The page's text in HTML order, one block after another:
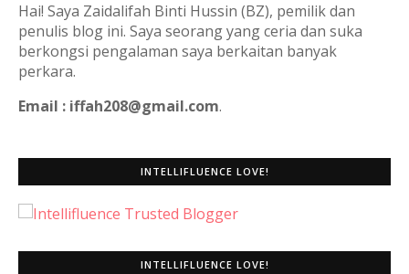
Hai! Saya Zaidalifah Binti Hussin (BZ), pemilik dan
penulis blog ini. Saya seorang yang ceria dan suka
berkongsi pengalaman saya berkaitan banyak
perkara.
Email : iffah208@gmail.com.
INTELLIFLUENCE LOVE!
INTELLIFLUENCE LOVE!